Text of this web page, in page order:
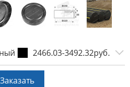
2466.03-3492.32руб.
Заказать